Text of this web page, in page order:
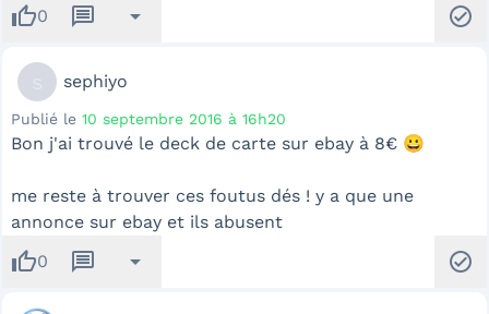
thumb_up0 message arrow_drop_down check_circle
sephiyo
Publié le 10 septembre 2016 à 16h20
Bon j'ai trouvé le deck de carte sur ebay à 8€ 😀
me reste à trouver ces foutus dés ! y a que une
annonce sur ebay et ils abusent
thumb_up0 message arrow_drop_down check_circle